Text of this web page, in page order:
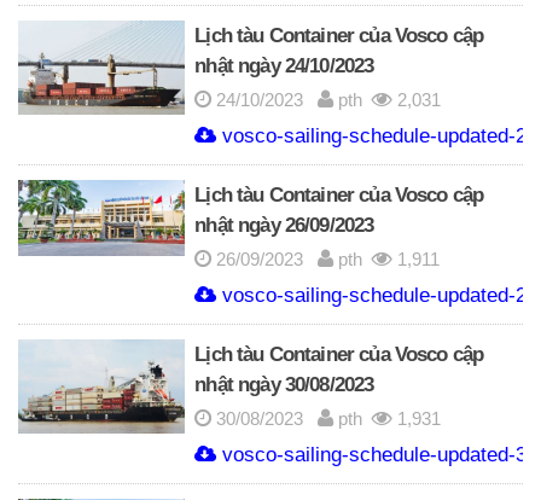
Lịch tàu Container của Vosco cập
nhật ngày 24/10/2023
24/10/2023 pth 2,031
vosco-sailing-schedule-updated-
Lịch tàu Container của Vosco cập
nhật ngày 26/09/2023
26/09/2023 pth 1,911
vosco-sailing-schedule-updated-
Lịch tàu Container của Vosco cập
nhật ngày 30/08/2023
30/08/2023 pth 1,931
vosco-sailing-schedule-updated-